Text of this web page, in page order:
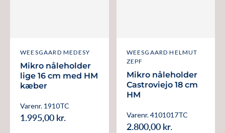
WEESGAARD MEDESY
Mikro nåleholder
lige 16 cm med HM
kæber
Varenr. 1910TC
1.995,00 kr.
WEESGAARD HELMUT
ZEPF
Mikro nåleholder
Castroviejo 18 cm
HM
Varenr. 4101017TC
2.800,00 kr.